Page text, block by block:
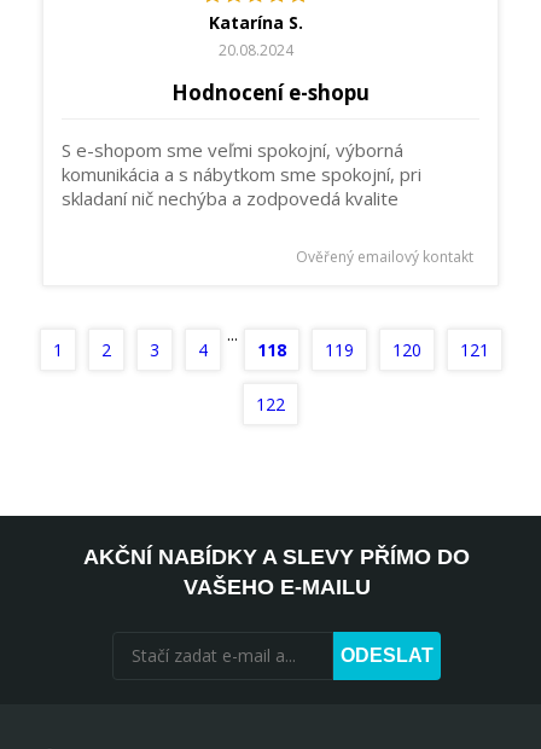
Katarína S.
20.08.2024
Hodnocení e-shopu
S e-shopom sme veľmi spokojní, výborná
komunikácia a s nábytkom sme spokojní, pri
skladaní nič nechýba a zodpovedá kvalite
Ověřený emailový kontakt
1 2 3 4
...
118 119 120 121
122
AKČNÍ NABÍDKY A SLEVY PŘÍMO DO
VAŠEHO E-MAILU
ODESLAT